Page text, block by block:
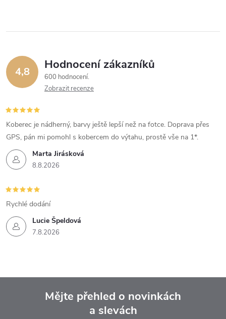
4,8 Hodnocení zákazníků
600 hodnocení
Zobrazit recenze
Marta Jirásková
8.8.2026
Koberec je nádherný, barvy ještě lepší než na fotce. Doprava přes
GPS, pán mi pomohl s kobercem do výtahu, prostě vše na 1*.
Lucie Špeldová
7.8.2026
Rychlé dodání
Mějte přehled o novinkách
a slevách